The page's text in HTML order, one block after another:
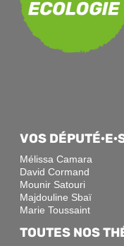
VOS
Mélissa Camara
David Cormand
Mounir Satouri
Majdouline Sbaï
Marie Toussaint
TOUTES NOS